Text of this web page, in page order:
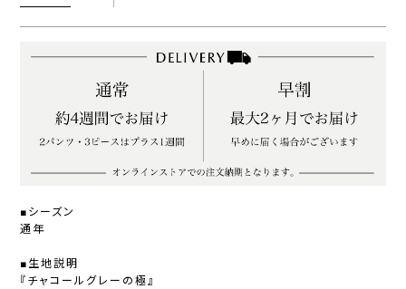
■シーズン
通年
■生地説明
『チャコールグレーの極』